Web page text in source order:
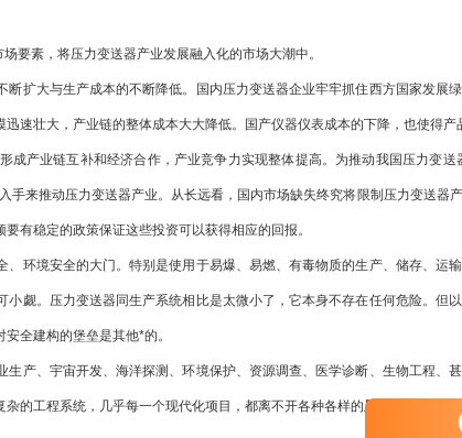
素，将压力变送器产业发展融入化的市场大潮中。
大与生产成本的不断降低。国内压力变送器企业牢牢抓住西方国家发展
速壮大，产业链的整体成本大大降低。国产仪器仪表成本的下降，也使得产
产业链互补和经济合作，产业竞争力实现整体提高。为推动我国压力变送
手来推动压力变送器产业。从长远看，国内市场缺失终究将限制压力变送器
有稳定的政策保证这些投资可以获得相应的回报。
境安全的大门。特别是使用于易爆、易燃、有毒物质的生产、储存、运
觑。压力变送器同生产系统相比是太微小了，它本身不存在任何危险。但
全建构的堡垒是其他*的。
、宇宙开发、海洋探测、环境保护、资源调查、医学诊断、生物工程、
的工程系统，几乎每一个现代化项目，都离不开各种各样的压力变送器